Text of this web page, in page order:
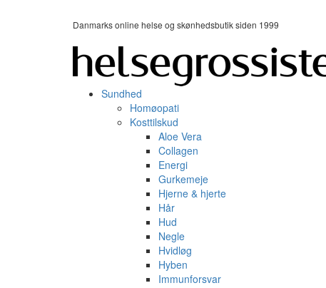
Danmarks online helse og skønhedsbutik siden 1999
Sundhed
Homøopati
Kosttilskud
Aloe Vera
Collagen
Energi
Gurkemeje
Hjerne & hjerte
Hår
Hud
Negle
Hvidløg
Hyben
Immunforsvar